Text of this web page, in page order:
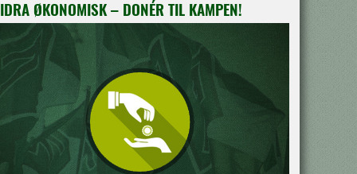
ØKONOMISK – DONÉR TIL KAMPEN!